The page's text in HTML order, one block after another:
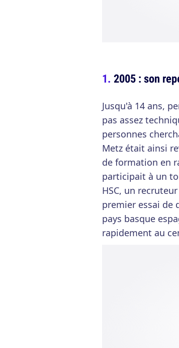
2005 : son
Jusqu'à 14 ans,
pas assez
personnes
Metz était ainsi
de formation en
participait à un
HSC, un
premier essai de
pays basque
rapidement au